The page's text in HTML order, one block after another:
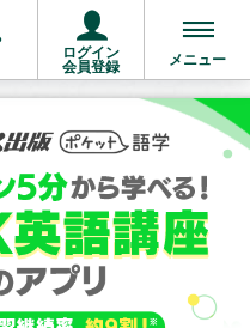
ログイン
会員登録
メニュー